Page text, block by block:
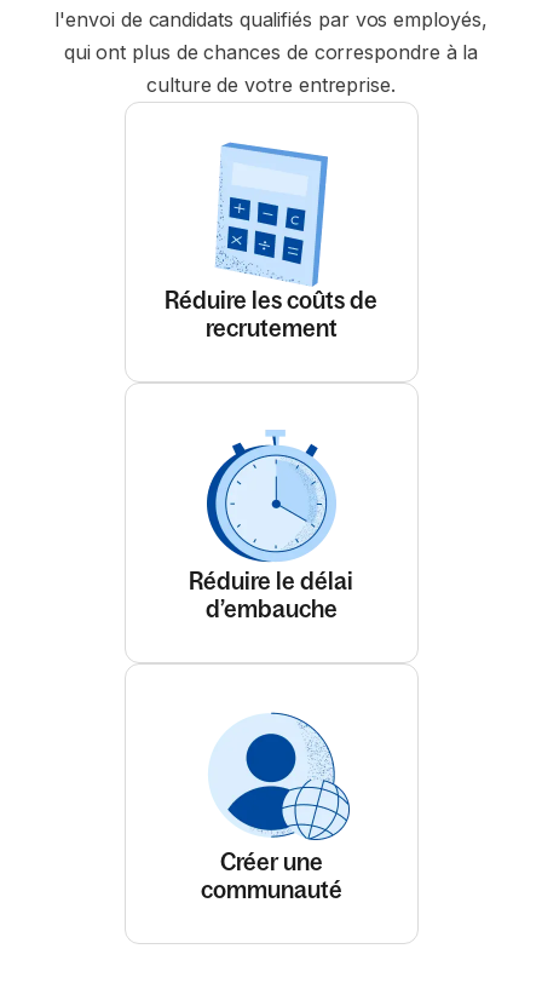
l'envoi de candidats qualifiés par vos employés,
qui ont plus de chances de correspondre à la
culture de votre entreprise.
Réduire les coûts de
recrutement
Réduire le délai
d’embauche
Créer une
communauté